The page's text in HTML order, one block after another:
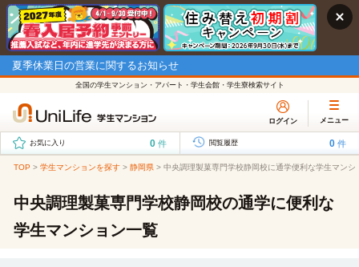
夏季休業日の営業に関するお知らせ
全国の学生マンション・アパート・学生会館・学生寮検索サイト
ログイン メニュー
お気に入り 0 件 閲覧履歴 0 件
TOP > 学生マンションを探す > 静岡県 > 中央調理製菓専門学校静岡校に通学便利な学生マンシ
中央調理製菓専門学校静岡校の通学に便利な
学生マンション一覧